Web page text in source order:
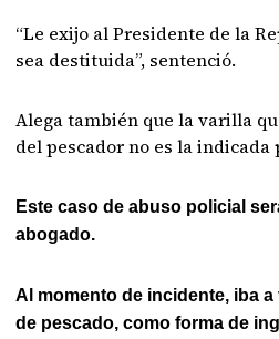
“Le exijo al Presidente de la
sea destituida”, sentenció.
Alega también que la varilla
del pescador no es la
Este caso de abuso policial
abogado.
Al momento de incidente, iba
de pescado, como forma de